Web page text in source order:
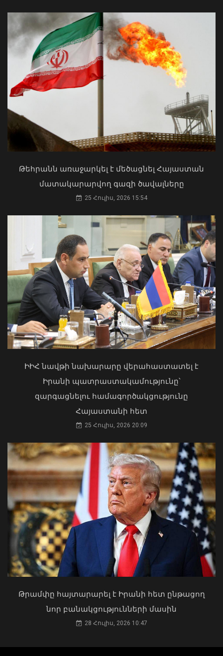
Հայկական ապրանքների դեմ
սահմանափակումները ավելի մեծ
խնդիր է հենց ԵԱՏՄ-ի համար.
Փաշինյան
07 Օգոստոս, 2026 12:46
Երկաթուղու շուրջ նոր ազդակ. ի՞նչ է
նշանակում Փաշինյանի
հայտարարությունը
07 Օգոստոս, 2026 12:37
2026-ի առաջին կիսամյակում
ուղարկվել դատարան. ՔԿ
07 Օգոստոս, 2026 12:27
Երևանի վարչական շրջանների
դատախազությունները դատարան են
Մկրտության արարողությունից հետո
Արտաշատում 14 մարդ թունավորման
ախտանիշներով դիմել է ԲԿ. ՀՎԿԱԿ
02 Օգոստոս, 2026 15:06
«Ուժեղ Հայաստան»-ը դեմ է
քվեարկելու ԱԺ նախագահի
պաշտոնում Ռուբեն Ռուբինյանի
03 Օգոստոս, 2026 13:13
Դուք 5 տարի ինձնից փախած եք ման
եկել. Կոնջորյանը՝ «Հայաստան»
դաշինքի պատգամավորներին
04 Օգոստոս, 2026 15:53
Թեհրանն առաջարկել է մեծացնել Հայաստան
մատակարարվող գազի ծավալները
25 Հուլիս, 2026 15:54
ԻԻՀ նավթի նախարարը վերահաստատել է
Իրանի պատրաստակամությունը՝
զարգացնելու համագործակցությունը
Հայաստանի հետ
25 Հուլիս, 2026 20:09
Թրամփը հայտարարել է Իրանի հետ ընթացող
նոր բանակցությունների մասին
28 Հուլիս, 2026 10:47